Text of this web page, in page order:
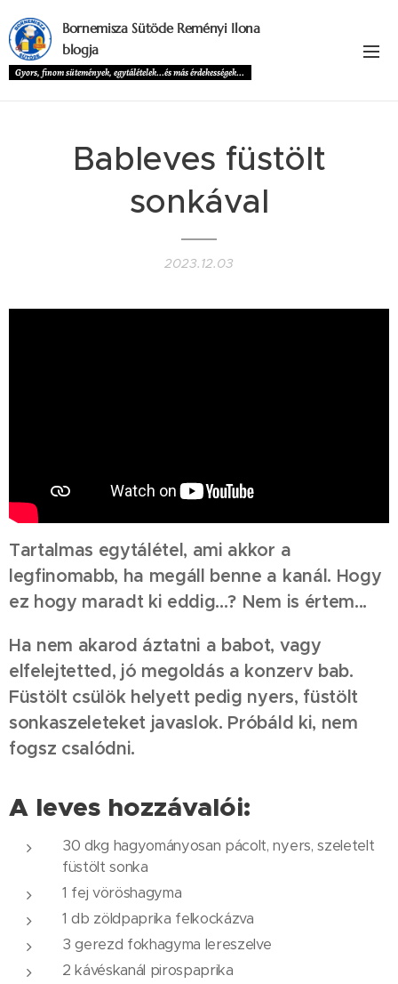
Bornemisza Sütöde Reményi Ilona
blogja
Gyors, finom sütemények, egytálételek...és más érdekességek...
Bableves füstölt
sonkával
2023.12.03
Tartalmas egytálétel, ami akkor a
legfinomabb, ha megáll benne a kanál. Hogy
ez hogy maradt ki eddig...? Nem is értem...
Ha nem akarod áztatni a babot, vagy
elfelejtetted, jó megoldás a konzerv bab.
Füstölt csülök helyett pedig nyers, füstölt
sonkaszeleteket javaslok. Próbáld ki, nem
fogsz csalódni.
A leves hozzávalói:
30 dkg hagyományosan pácolt, nyers, szeletelt
füstölt sonka
1 fej vöröshagyma
1 db zöldpaprika felkockázva
3 gerezd fokhagyma lereszelve
2 kávéskanál pirospaprika